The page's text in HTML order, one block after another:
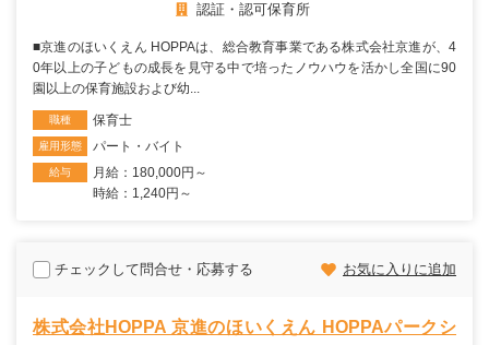
認証・認可保育所
■京進のほいくえん HOPPAは、総合教育事業である株式会社京進が、4
0年以上の子どもの成長を見守る中で培ったノウハウを活かし全国に90
園以上の保育施設および幼...
職種 保育士
雇用形態 パート・バイト
給与
月給：180,000円～
時給：1,240円～
チェックして問合せ・応募する お気に入りに追加
株式会社HOPPA 京進のほいくえん HOPPAパークシ